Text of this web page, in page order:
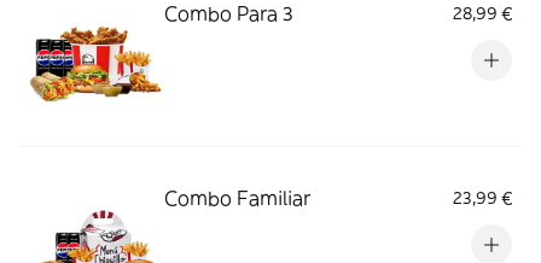
Combo Para 3 28,99 €
Combo Familiar 23,99 €